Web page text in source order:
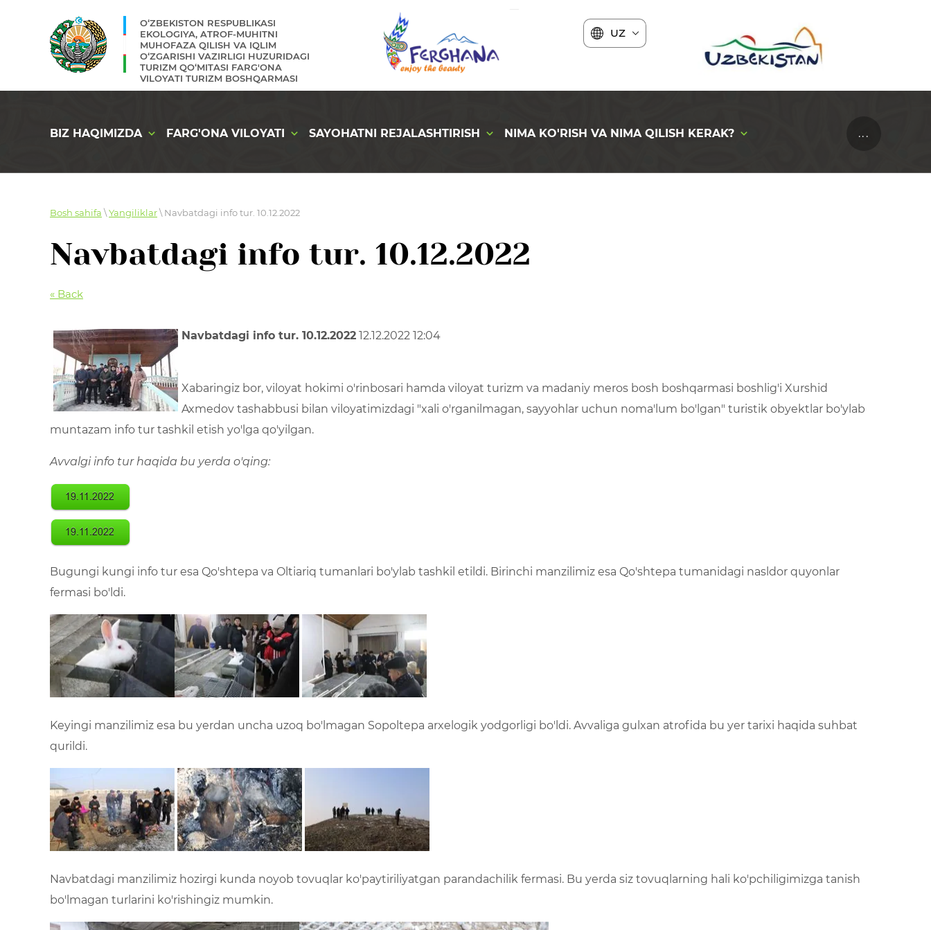
O‘ZBEKISTON RESPUBLIKASI
EKOLOGIYA, ATROF-MUHITNI
MUHOFAZA QILISH VA IQLIM
O‘ZGARISHI VAZIRLIGI HUZURIDAGI
TURIZM QO‘MITASI FARG'ONA
VILOYATI TURIZM BOSHQARMASI
UZ
BIZ HAQIMIZDA FARG'ONA VILOYATI SAYOHATNI REJALASHTIRISH NIMA KO'RISH VA NIMA QILISH KERAK? ...
Bosh sahifa \Yangiliklar\ Navbatdagi info tur. 10.12.2022
Navbatdagi info tur. 10.12.2022
« Back
Navbatdagi info tur. 10.12.2022 12.12.2022 12:04
Xabaringiz bor, viloyat hokimi o'rinbosari hamda viloyat turizm va madaniy meros bosh boshqarmasi boshlig'i Xurshid
Axmedov tashabbusi bilan viloyatimizdagi "xali o'rganilmagan, sayyohlar uchun noma'lum bo'lgan" turistik obyektlar bo'ylab
muntazam info tur tashkil etish yo'lga qo'yilgan.
Avvalgi info tur haqida bu yerda o'qing:
Bugungi kungi info tur esa Qo'shtepa va Oltiariq tumanlari bo'ylab tashkil etildi. Birinchi manzilimiz esa Qo'shtepa tumanidagi nasldor quyonlar
fermasi bo'ldi.
Keyingi manzilimiz esa bu yerdan uncha uzoq bo'lmagan Sopoltepa arxelogik yodgorligi bo'ldi. Avvaliga gulxan atrofida bu yer tarixi haqida suhbat
qurildi.
Navbatdagi manzilimiz hozirgi kunda noyob tovuqlar ko'paytiriliyatgan parandachilik fermasi. Bu yerda siz tovuqlarning hali ko'pchiligimizga tanish
bo'lmagan turlarini ko'rishingiz mumkin.